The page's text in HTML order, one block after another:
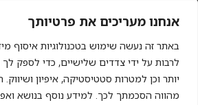
אנחנו מעריכים את פרטיותך
לרבות על ידי צדדים שלישיים, כדי לספק לך
יותר וכן למטרות סטטיסטיקה, איפיון
מהווה הסכמתך לכך. למידע נוסף בנושא
שלא דוהה לעולם וילווה